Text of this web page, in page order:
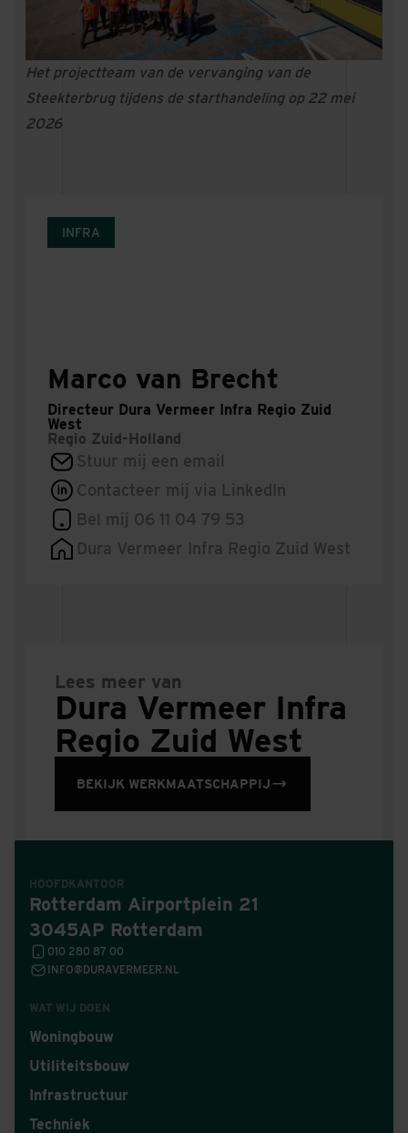
Het projectteam van de vervanging van de
Steekterbrug tijdens de starthandeling op 22 mei
2026
INFRA
Marco van Brecht
Directeur Dura Vermeer Infra Regio Zuid
West
Regio Zuid-Holland
Stuur mij een email
Contacteer mij via LinkedIn
Bel mij 06 11 04 79 53
Dura Vermeer Infra Regio Zuid West
Lees meer van
Dura Vermeer Infra
Regio Zuid West
BEKIJK WERKMAATSCHAPPIJ
WAT WIJ DOEN
Woningbouw
Utiliteitsbouw
Infrastructuur
Techniek
HOOFDKANTOOR
Rotterdam Airportplein 21
3045AP Rotterdam
010 280 87 00
INFO@DURAVERMEER.NL